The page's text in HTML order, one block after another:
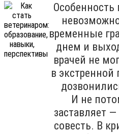
Особенность
временные
днем и
врачей не
в
И не
заставляет
совесть. В